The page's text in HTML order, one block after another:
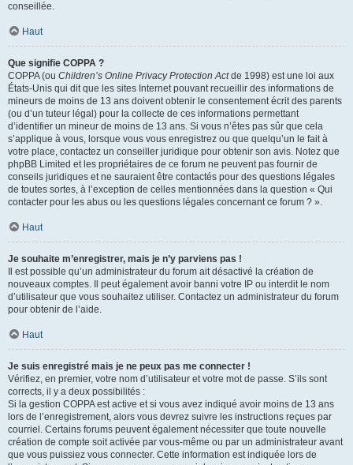
conseillée.
Haut
Que signifie COPPA ?
COPPA (ou Children’s Online Privacy Protection Actde 1998) est une loi aux
États-Unis qui dit que les sites Internet pouvant recueillir des informations de
mineurs de moins de 13 ans doivent obtenir le consentement écrit des parents
(ou d’un tuteur légal) pour la collecte de ces informations permettant
d’identifier un mineur de moins de 13 ans. Si vous n’êtes pas sûr que cela
s’applique à vous, lorsque vous vous enregistrez ou que quelqu’un le fait à
votre place, contactez un conseiller juridique pour obtenir son avis. Notez que
phpBB Limited et les propriétaires de ce forum ne peuvent pas fournir de
conseils juridiques et ne sauraient être contactés pour des questions légales
de toutes sortes, à l’exception de celles mentionnées dans la question « Qui
contacter pour les abus ou les questions légales concernant ce forum ? ».
Haut
Je souhaite m’enregistrer, mais je n’y parviens pas !
Il est possible qu’un administrateur du forum ait désactivé la création de
nouveaux comptes. Il peut également avoir banni votre IP ou interdit le nom
d’utilisateur que vous souhaitez utiliser. Contactez un administrateur du forum
pour obtenir de l’aide.
Haut
Je suis enregistré mais je ne peux pas me connecter !
Vérifiez, en premier, votre nom d’utilisateur et votre mot de passe. S’ils sont
corrects, il y a deux possibilités :
Si la gestion COPPA est active et si vous avez indiqué avoir moins de 13 ans
lors de l’enregistrement, alors vous devrez suivre les instructions reçues par
courriel. Certains forums peuvent également nécessiter que toute nouvelle
création de compte soit activée par vous-même ou par un administrateur avant
que vous puissiez vous connecter. Cette information est indiquée lors de